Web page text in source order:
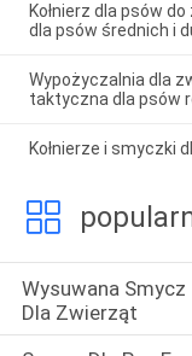
Kołnierz dla psów
dla psów średnich i
Wypożyczalnia dla
taktyczna dla psów
Kołnierze i smyczki
Wysuwana Smycz
Dla Zwierząt